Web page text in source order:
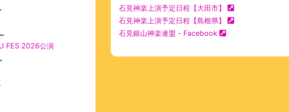
FES 2026公演
石見神楽上演予定日程【大田市】
石見神楽上演予定日程【島根県】
石見銀山神楽連盟 - Facebook